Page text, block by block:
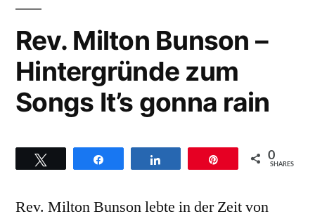
Rev. Milton Bunson –
Hintergründe zum
Songs It’s gonna rain
0
SHARES
Rev. Milton Bunson lebte in der Zeit von